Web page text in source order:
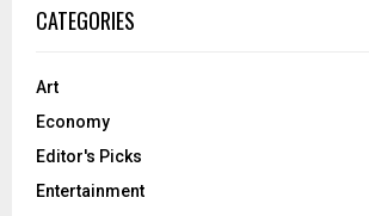
CATEGORIES
Art
Economy
Editor's Picks
Entertainment